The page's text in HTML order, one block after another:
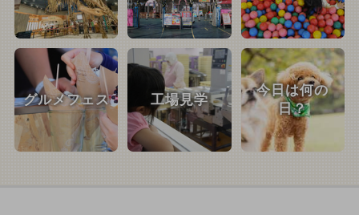
グルメフェス 工場見学
今日は何の
日？